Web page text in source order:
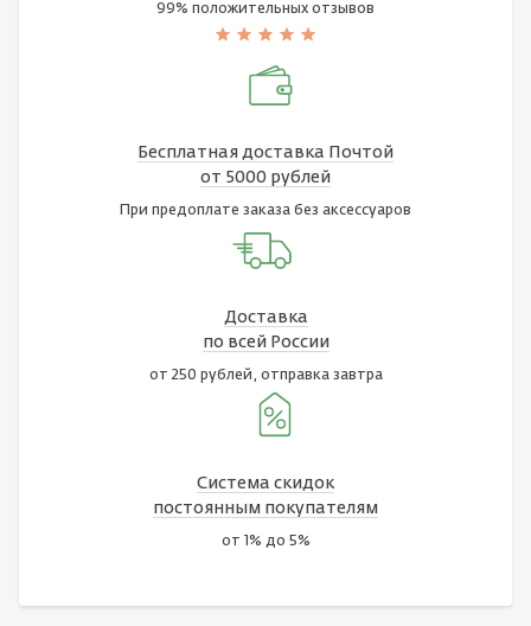
99% положительных отзывов
Бесплатная доставка Почтой
от 5000 рублей
При предоплате заказа без аксессуаров
Доставка
по всей России
от 250 рублей, отправка завтра
Система скидок
постоянным покупателям
от 1% до 5%